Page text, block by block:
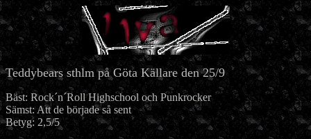
Teddybears sthlm på Göta Källare den 25/9
Bäst: Rock´n´Roll Highschool och Punkrocker
Sämst: Att de började så sent
Betyg: 2,5/5